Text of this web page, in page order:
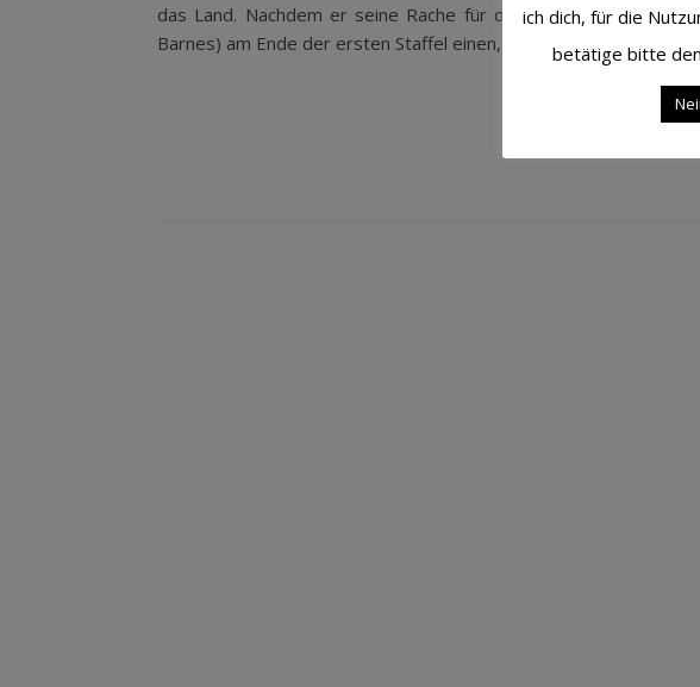
das Land. Nachdem er seine Rache für die Ermordung seiner
Barnes) am Ende der ersten Staffel einen, nicht ganz so
WEITERLESEN
ich dich, für die
betätige bitte